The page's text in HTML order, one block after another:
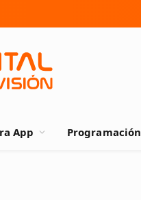
App Programación